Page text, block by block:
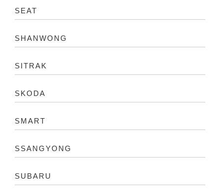
SEAT
SHANWONG
SITRAK
SKODA
SMART
SSANGYONG
SUBARU